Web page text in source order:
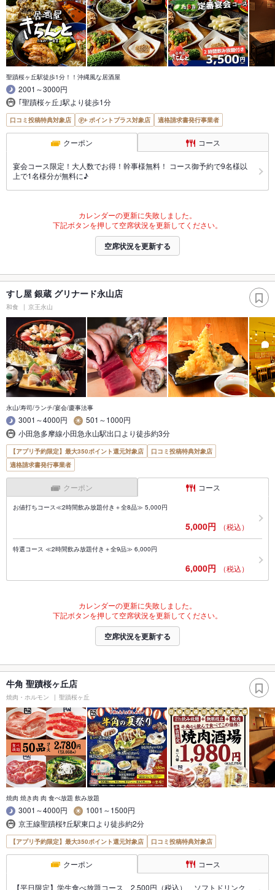
聖蹟桜ヶ丘駅徒歩1分！！沖縄風な居酒屋
2001～3000円
｢聖蹟桜ヶ丘｣駅より徒歩1分
口コミ投稿特典対象店 ポイントプラス対象店 適格請求書発行事業者
クーポン コース
宴会コース限定！大人数でお得！幹事様無料！ コース御予約で9名様以
上で1名様分が無料に♪
カレンダーの更新に失敗しました。
下記ボタンを押して空席状況を更新してください。
空席状況を更新する
すし屋 銀蔵 グリナード永山店
和食 京王永山
永山/寿司/ランチ/宴会/慶事法事
3001～4000円
501～1000円
小田急多摩線小田急永山駅出口より徒歩約3分
【アプリ予約限定】最大350ポイント還元対象店
口コミ投稿特典対象店
適格請求書発行事業者
クーポン コース
お値打ちコース≪2時間飲み放題付き＋全8品≫ 5,000円
5,000円 （税込）
特選コース ≪2時間飲み放題付き＋全9品≫ 6,000円
6,000円 （税込）
カレンダーの更新に失敗しました。
下記ボタンを押して空席状況を更新してください。
空席状況を更新する
牛角 聖蹟桜ヶ丘店
焼肉・ホルモン 聖蹟桜ヶ丘
焼肉 焼き肉 肉 食べ放題 飲み放題
3001～4000円
1001～1500円
京王線聖蹟桜ｹ丘駅東口より徒歩約2分
【アプリ予約限定】最大350ポイント還元対象店 口コミ投稿特典対象店
クーポン コース
【平日限定】学生食べ放題コース 2,500円（税込） ソフトドリンク